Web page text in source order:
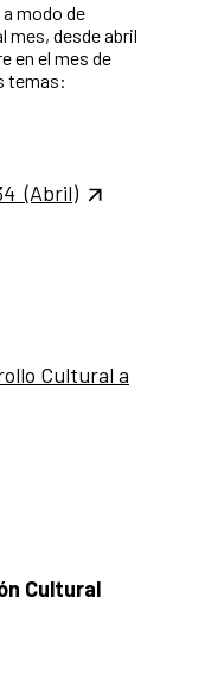
modo de
mes, desde abril
en el mes de
temas:
(Abril)
Cultural a
Cultural